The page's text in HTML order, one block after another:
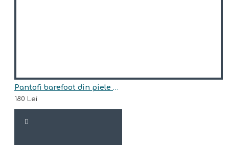
Pantofi barefoot din piele naturala Arisori GENES
180 Lei